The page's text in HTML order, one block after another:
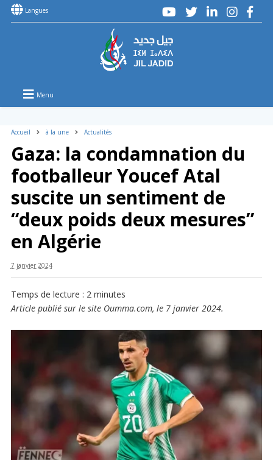
Langues
Menu
Accueil à la une Actualités
Gaza: la condamnation du
footballeur Youcef Atal
suscite un sentiment de
“deux poids deux mesures”
en Algérie
7 janvier 2024
Temps de lecture : 2 minutes
Article publié sur le site Oumma.com, le 7 janvier 2024.